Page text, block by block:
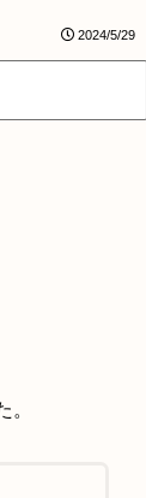
2024/5/29